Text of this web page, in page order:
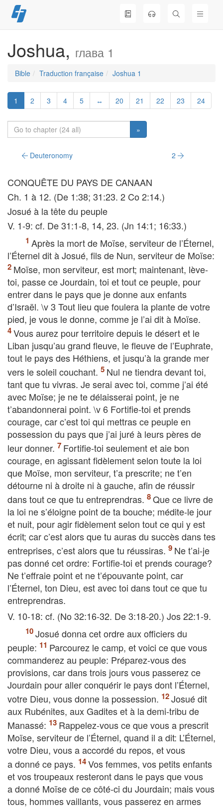
Skip
to
Joshua, глава 1
Bible Traduction française Joshua 1
1 2 3 4 5 ↔ 20 21 22 23 24
»
Deuteronomy 2
CONQUÊTE DU PAYS DE CANAAN
Ch. 1 à 12. (De 1:38; 31:23. 2 Co 2:14.)
Josué à la tête du peuple
V. 1-9: cf. De 31:1-8, 14, 23. (Jn 14:1; 16:33.)
Après la mort de Moïse, serviteur de l’Éternel,
l’Éternel dit à Josué, fils de Nun, serviteur de Moïse:
Moïse, mon serviteur, est mort; maintenant, lève-
toi, passe ce Jourdain, toi et tout ce peuple, pour
entrer dans le pays que je donne aux enfants
d’Israël. \v 3 Tout lieu que foulera la plante de votre
pied, je vous le donne, comme je l’ai dit à Moïse.
Vous aurez pour territoire depuis le désert et le
Liban jusqu’au grand fleuve, le fleuve de l’Euphrate,
tout le pays des Héthiens, et jusqu’à la grande mer
vers le soleil couchant.
Nul ne tiendra devant toi,
tant que tu vivras. Je serai avec toi, comme j’ai été
avec Moïse; je ne te délaisserai point, je ne
t’abandonnerai point. \v 6 Fortifie-toi et prends
courage, car c’est toi qui mettras ce peuple en
possession du pays que j’ai juré à leurs pères de
leur donner.
Fortifie-toi seulement et aie bon
courage, en agissant fidèlement selon toute la loi
que Moïse, mon serviteur, t’a prescrite; ne t’en
détourne ni à droite ni à gauche, afin de réussir
dans tout ce que tu entreprendras.
Que ce livre de
la loi ne s’éloigne point de ta bouche; médite-le jour
et nuit, pour agir fidèlement selon tout ce qui y est
écrit; car c’est alors que tu auras du succès dans tes
entreprises, c’est alors que tu réussiras.
Ne t’ai-je
pas donné cet ordre: Fortifie-toi et prends courage?
Ne t’effraie point et ne t’épouvante point, car
l’Éternel, ton Dieu, est avec toi dans tout ce que tu
entreprendras.
V. 10-18: cf. (No 32:16-32. De 3:18-20.) Jos 22:1-9.
Josué donna cet ordre aux officiers du
peuple:
Parcourez le camp, et voici ce que vous
commanderez au peuple: Préparez-vous des
provisions, car dans trois jours vous passerez ce
Jourdain pour aller conquérir le pays dont l’Éternel,
votre Dieu, vous donne la possession.
Josué dit
aux Rubénites, aux Gadites et à la demi-tribu de
Manassé:
Rappelez-vous ce que vous a prescrit
Moïse, serviteur de l’Éternel, quand il a dit: L’Éternel,
votre Dieu, vous a accordé du repos, et vous
a donné ce pays.
Vos femmes, vos petits enfants
et vos troupeaux resteront dans le pays que vous
a donné Moïse de ce côté-ci du Jourdain; mais vous
tous, hommes vaillants, vous passerez en armes